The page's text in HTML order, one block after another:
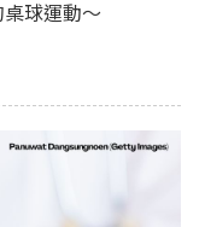
球運動〜